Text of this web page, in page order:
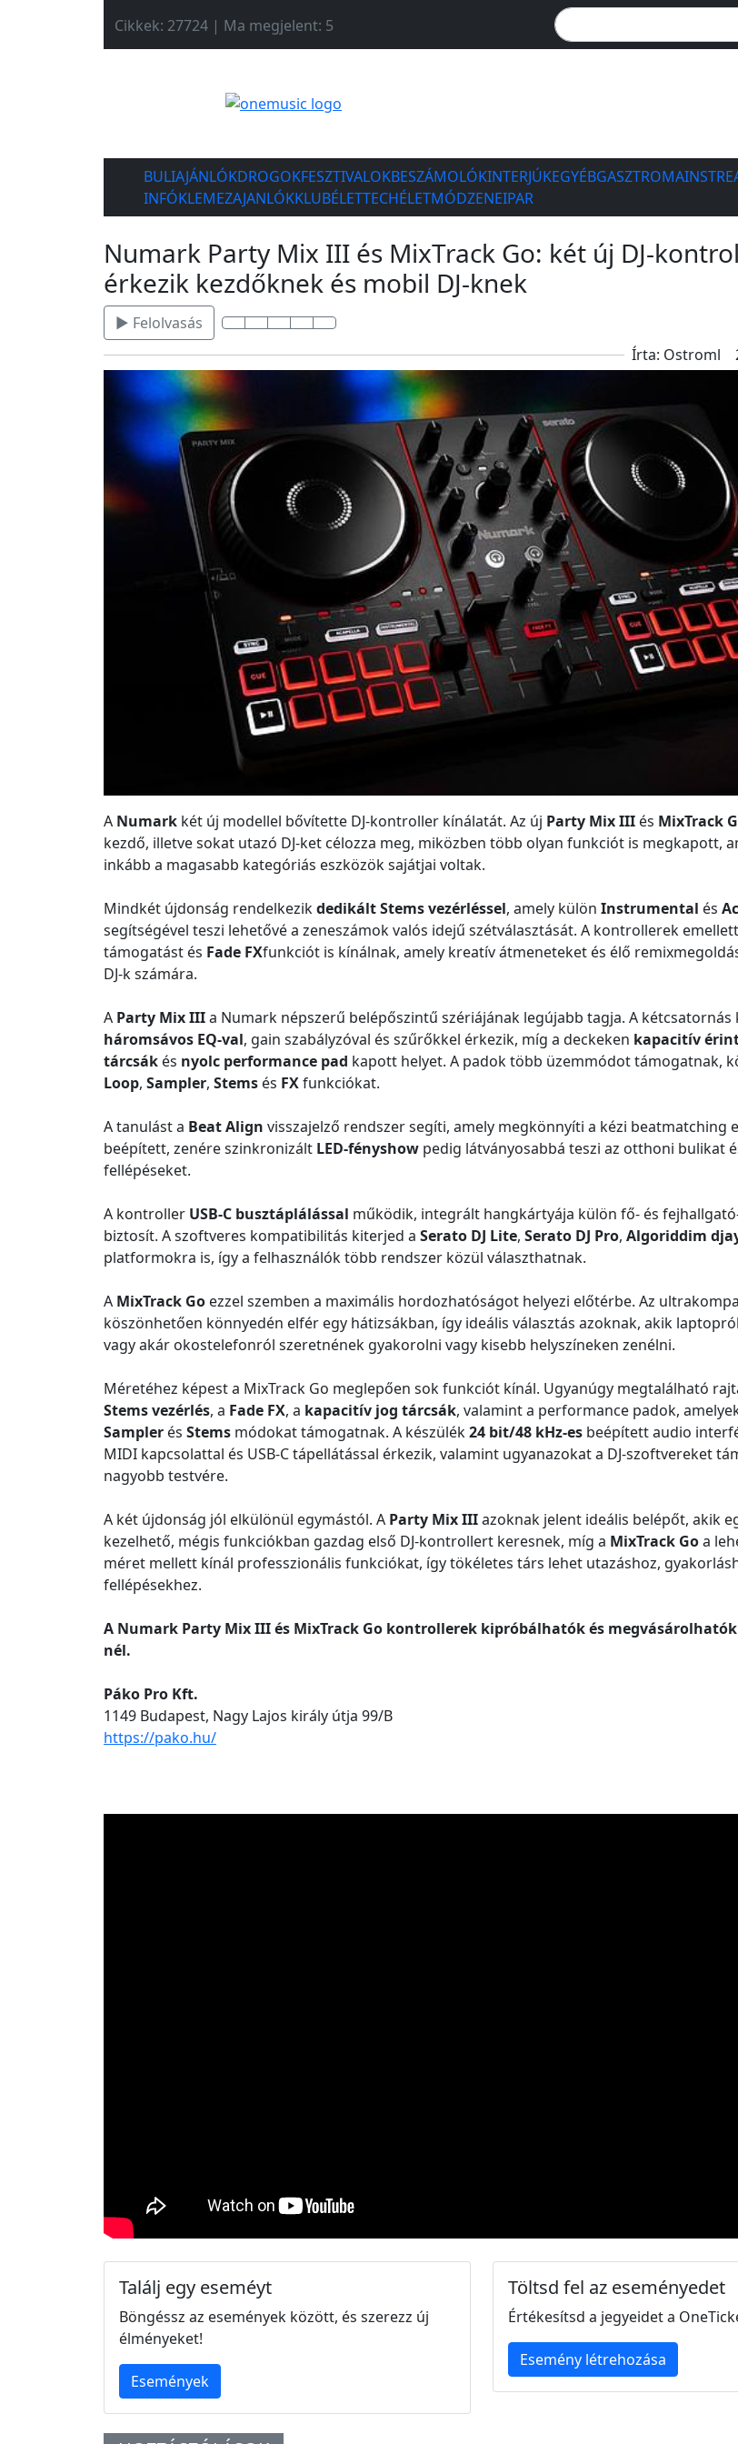
Cikkek: 27724 | Ma megjelent: 5
BULIAJÁNLÓKDROGOKFESZTIVALOKBESZÁMOLÓKINTERJÚKEGYÉBGASZTRO
INFÓKLEMEZAJANLÓKKLUBÉLETTECHÉLETMÓDZENEIPAR
Numark Party Mix III és MixTrack Go: két új DJ-
érkezik kezdőknek és mobil DJ-knek
▶ Felolvasás
Írta: Ostroml
A Numark két új modellel bővítette DJ-kontroller kínálatát. Az új Party Mix III és MixTrack
kezdő, illetve sokat utazó DJ-ket célozza meg, miközben több olyan funkciót is megkapott,
inkább a magasabb kategóriás eszközök sajátjai voltak.
Mindkét újdonság rendelkezikdedikált Stems vezérléssel, amely külön Instrumental és
segítségével teszi lehetővé a zeneszámok valós idejű szétválasztását. A kontrollerek emellett
támogatást és Fade FXfunkciót is kínálnak, amely kreatív átmeneteket és élő
DJ-k számára.
A Party Mix IIIa Numark népszerű belépőszintű szériájának legújabb tagja. A kétcsatornás
háromsávos EQ-val, gain szabályzóval és szűrőkkel érkezik, míg a deckeken kapacitív
tárcsák és nyolc performance pad kapott helyet. A padok több üzemmódot támogatnak,
Loop, Sampler, Stems és FXfunkciókat.
A tanulást a Beat Align visszajelző rendszer segíti, amely megkönnyíti a kézi beatmatching
beépített, zenére szinkronizált LED-fényshow pedig látványosabbá teszi az otthoni bulikat
fellépéseket.
A kontroller USB-C busztáplálással működik, integrált hangkártyája külön fő- és
biztosít. A szoftveres kompatibilitás kiterjed a Serato DJ Lite, Serato DJ Pro, Algoriddim
platformokra is, így a felhasználók több rendszer közül választhatnak.
A MixTrack Go ezzel szemben a maximális hordozhatóságot helyezi előtérbe. Az
köszönhetően könnyedén elfér egy hátizsákban, így ideális választás azoknak, akik
vagy akár okostelefonról szeretnének gyakorolni vagy kisebb helyszíneken zenélni.
Méretéhez képest a MixTrack Go meglepően sok funkciót kínál. Ugyanúgy megtalálható
Stems vezérlés, a Fade FX, a kapacitív jog tárcsák, valamint a performance padok,
Sampler és Stems módokat támogatnak. A készülék24 bit/48 kHz-es beépített audio
MIDI kapcsolattal és USB-C tápellátással érkezik, valamint ugyanazokat a DJ-szoftvereket
nagyobb testvére.
A két újdonság jól elkülönül egymástól. A Party Mix IIIazoknak jelent ideális belépőt, akik
kezelhető, mégis funkciókban gazdag első DJ-kontrollert keresnek, míg a MixTrack Goa
méret mellett kínál professzionális funkciókat, így tökéletes társ lehet utazáshoz,
fellépésekhez.
A Numark Party Mix III és MixTrack Go kontrollerek kipróbálhatók és megvásárolhatók
nél.
Páko Pro Kft.
1149 Budapest, Nagy Lajos király útja 99/B
https://pako.hu/
Találj egy eseméyt
Böngéssz az események között, és szerezz új
élményeket!
Események
Töltsd fel az eseményedet
Értékesítsd a jegyeidet a
Esemény létrehozása